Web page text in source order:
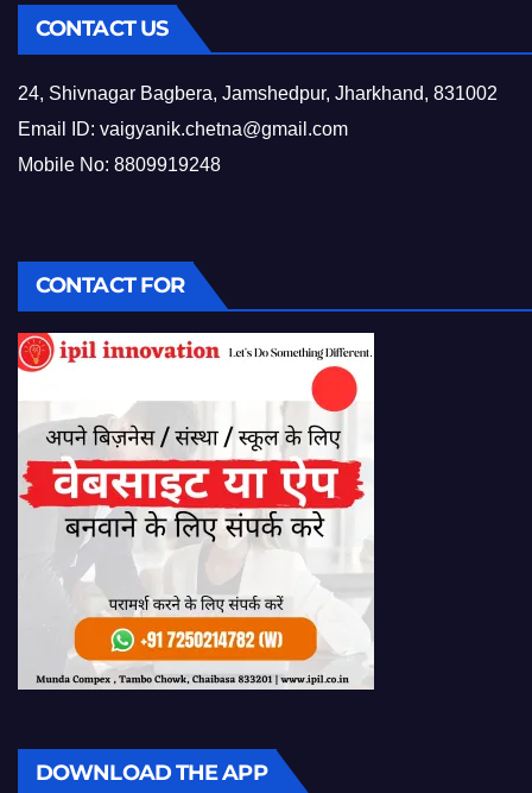
CONTACT US
24, Shivnagar Bagbera, Jamshedpur, Jharkhand, 831002
Email ID: vaigyanik.chetna@gmail.com
Mobile No: 8809919248
CONTACT FOR
DOWNLOAD THE APP